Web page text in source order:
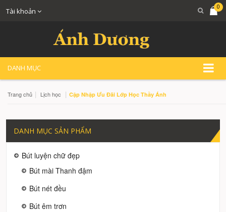
Tài khoản
0
DANH MỤC
Trang chủ | Lịch học | Cập Nhập Ưu Đãi Lớp Học Thầy Ánh
DANH MỤC SẢN PHẨM
Bút luyện chữ đẹp
Bút mài Thanh đậm
Bút nét đều
Bút êm trơn